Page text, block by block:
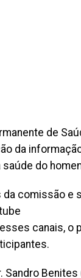
de
da
do
da comissão e
canais, o
Benites